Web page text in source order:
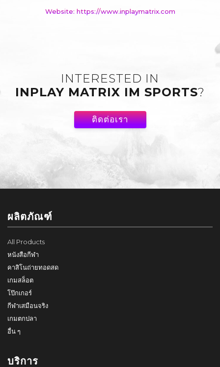
Website: https://www.inplaymatrix.com
INTERESTED IN
INPLAY MATRIX IM SPORTS?
ติดต่อเรา
ผลิตภัณฑ์
All Products
หนังสือกีฬา
คาสิโนถ่ายทอดสด
เกมสล็อต
โป๊กเกอร์
กีฬาเสมือนจริง
เกมตกปลา
อื่น ๆ
บริการ